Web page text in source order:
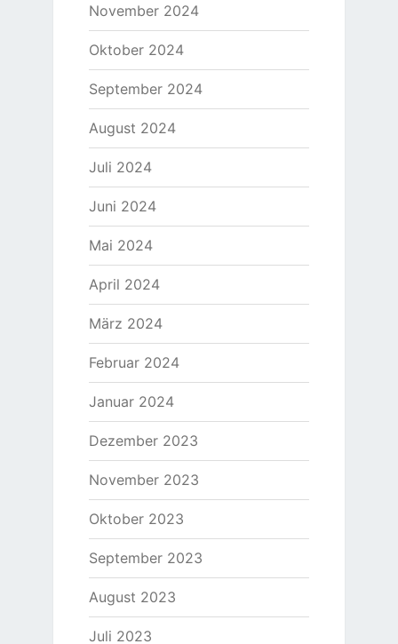
November 2024
Oktober 2024
September 2024
August 2024
Juli 2024
Juni 2024
Mai 2024
April 2024
März 2024
Februar 2024
Januar 2024
Dezember 2023
November 2023
Oktober 2023
September 2023
August 2023
Juli 2023